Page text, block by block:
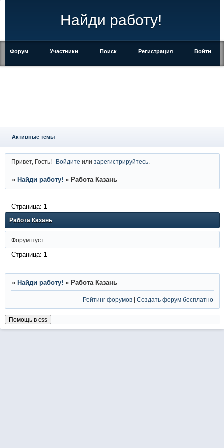
Найди работу!
Форум Участники Поиск Регистрация Войти
Активные темы
Привет, Гость! Войдите илизарегистрируйтесь
» Найди работу! » Работа Казань
Работа Казань
Страница: 1
Форум пуст.
Страница: 1
» Найди работу! » Работа Казань
Рейтинг форумов |Создать форум бесплатно